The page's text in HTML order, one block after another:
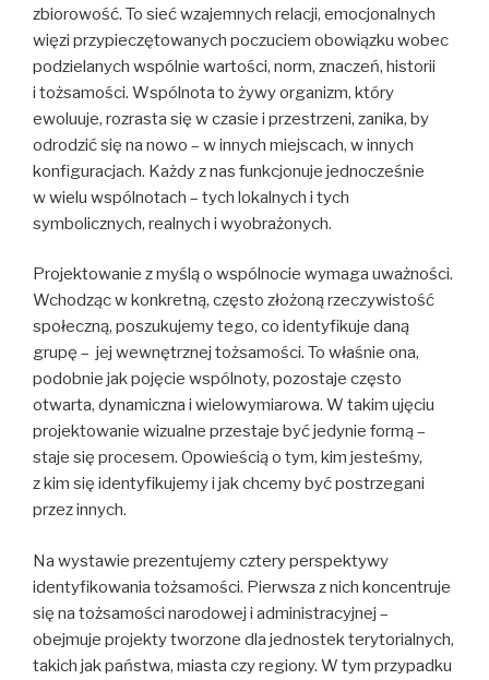
zbiorowość. To sieć wzajemnych relacji, emocjonalnych
więzi przypieczętowanych poczuciem obowiązku wobec
podzielanych wspólnie wartości, norm, znaczeń, historii
i tożsamości. Wspólnota to żywy organizm, który
ewoluuje, rozrasta się w czasie i przestrzeni, zanika, by
odrodzić się na nowo – w innych miejscach, w innych
konfiguracjach. Każdy z nas funkcjonuje jednocześnie
w wielu wspólnotach – tych lokalnych i tych
symbolicznych, realnych i wyobrażonych.
Projektowanie z myślą o wspólnocie wymaga uważności.
Wchodząc w konkretną, często złożoną rzeczywistość
społeczną, poszukujemy tego, co identyfikuje daną
grupę – jej wewnętrznej tożsamości. To właśnie ona,
podobnie jak pojęcie wspólnoty, pozostaje często
otwarta, dynamiczna i wielowymiarowa. W takim ujęciu
projektowanie wizualne przestaje być jedynie formą –
staje się procesem. Opowieścią o tym, kim jesteśmy,
z kim się identyfikujemy i jak chcemy być postrzegani
przez innych.
Na wystawie prezentujemy cztery perspektywy
identyfikowania tożsamości. Pierwsza z nich koncentruje
się na tożsamości narodowej i administracyjnej –
obejmuje projekty tworzone dla jednostek terytorialnych,
takich jak państwa, miasta czy regiony. W tym przypadku